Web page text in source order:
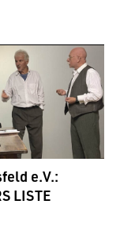
e.V.:
LISTE